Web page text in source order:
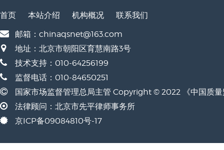
首页 本站介绍 机构概况
联系我们
邮箱：chinaqsnet@163.com
地址：北京市朝阳区育慧南路3号
技术支持：010-64256199
监督电话：010-84650251
国家市场监督管理总局主管 Copyright © 2022 《中国质
法律顾问：北京市先平律师事务所
京ICP备09084810号-17